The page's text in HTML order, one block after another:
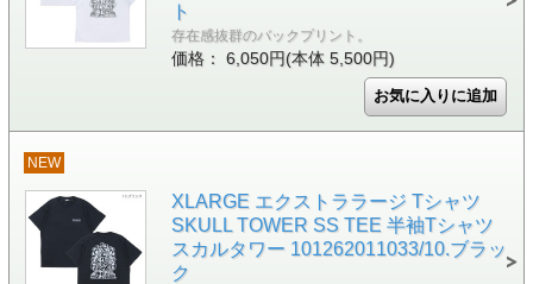
ト
存在感抜群のバックプリント。
価格： 6,050円(本体 5,500円)
NEW
XLARGE エクストララージ Tシャツ
SKULL TOWER SS TEE 半袖Tシャツ
スカルタワー 101262011033/10.ブラッ
ク